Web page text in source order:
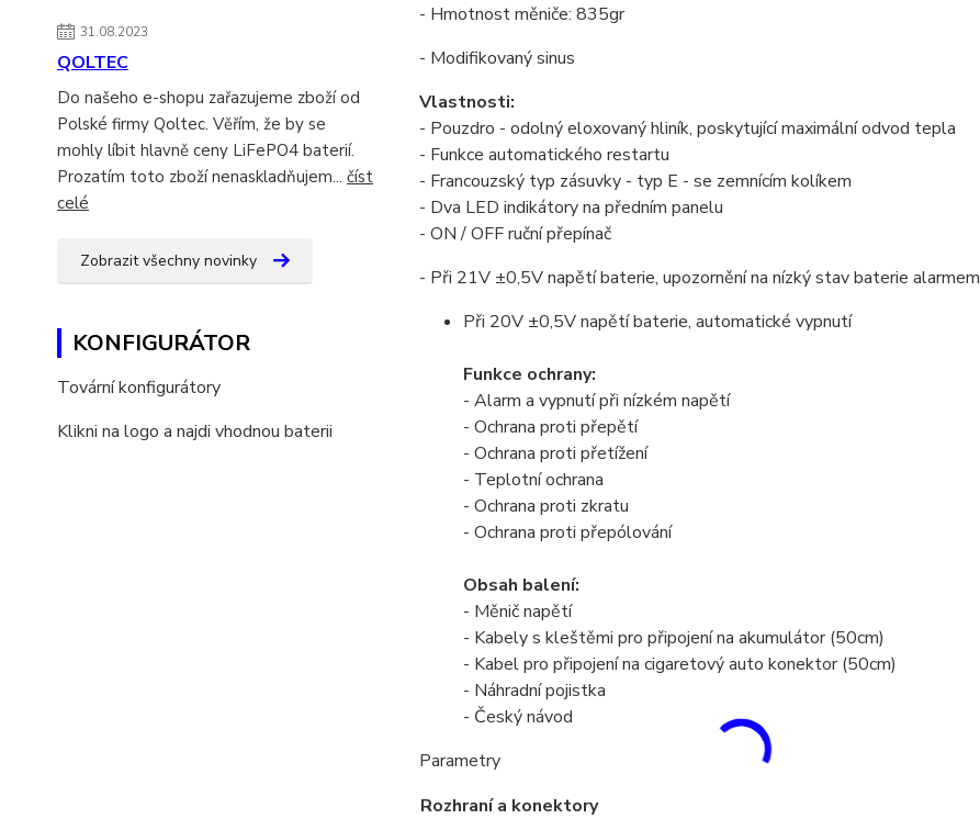
31.08.2023
QOLTEC
Do našeho e-shopu zařazujeme zboží od
Polské firmy Qoltec. Věřím, že by se
mohly líbit hlavně ceny LiFePO4 baterií.
Prozatím toto zboží nenaskladňujem... číst
celé
Zobrazit všechny novinky
KONFIGURÁTOR
Tovární konfigurátory
Klikni na logo a najdi vhodnou baterii
- Hmotnost měniče: 835gr
- Modifikovaný sinus
Vlastnosti:
- Pouzdro - odolný eloxovaný hliník, poskytující maximální odvod tepla
- Funkce automatického restartu
- Francouzský typ zásuvky - typ E - se zemnícím kolíkem
- Dva LED indikátory na předním panelu
- ON / OFF ruční přepínač
- Při 21V ±0,5V napětí baterie, upozornění na nízký stav baterie alarmem
Při 20V ±0,5V napětí baterie, automatické vypnutí
Funkce ochrany:
- Alarm a vypnutí při nízkém napětí
- Ochrana proti přepětí
- Ochrana proti přetížení
- Teplotní ochrana
- Ochrana proti zkratu
- Ochrana proti přepólování
Obsah balení:
- Měnič napětí
- Kabely s kleštěmi pro připojení na akumulátor (50cm)
- Kabel pro připojení na cigaretový auto konektor (50cm)
- Náhradní pojistka
- Český návod
Parametry
Rozhraní a konektory